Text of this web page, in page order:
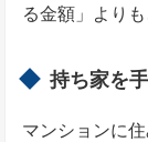
る金額」より
持ち家を
マンションに